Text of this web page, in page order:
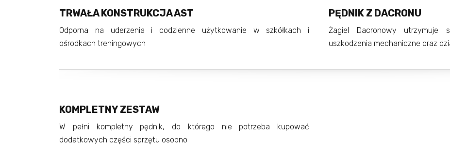
TRWAŁA KONSTRUKCJA AST
Odporna na uderzenia i codzienne użytkowanie w szkółkach i
ośrodkach treningowych
PĘDNIK Z DACRONU
Żagiel Dacronowy
uszkodzenia mechaniczne oraz
KOMPLETNY ZESTAW
W pełni kompletny pędnik, do którego nie potrzeba kupować
dodatkowych części sprzętu osobno